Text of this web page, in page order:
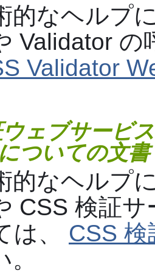
的なヘルプ
Validator
Validator
ェブサービ
ついての文書
的なヘルプ
CSS 検証
は、 CSS